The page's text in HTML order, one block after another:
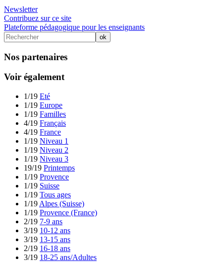
Newsletter
Contribuez sur ce site
Plateforme pédagogique pour les enseignants
Nos partenaires
Voir également
1/19 Eté
1/19 Europe
1/19 Familles
4/19 Français
4/19 France
1/19 Niveau 1
1/19 Niveau 2
1/19 Niveau 3
19/19 Printemps
1/19 Provence
1/19 Suisse
1/19 Tous ages
1/19 Alpes (Suisse)
1/19 Provence (France)
2/19 7-9 ans
3/19 10-12 ans
3/19 13-15 ans
2/19 16-18 ans
3/19 18-25 ans/Adultes